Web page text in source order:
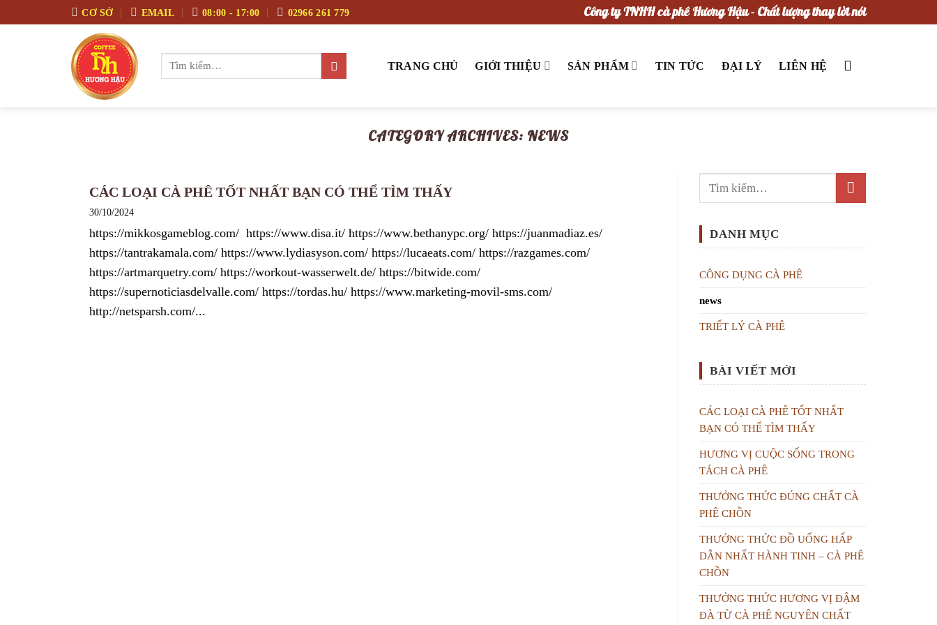
to
CƠ SỞ EMAIL 08:00 - 17:00 02966 261 779 Công ty TNHH cà phê Hương Hậu - Chất lượng thay lời nói
Tìm
TRANG CHỦ GIỚI THIỆU SẢN PHẨM TIN TỨC ĐẠI LÝ LIÊN HỆ
CATEGORY ARCHIVES: NEWS
CÁC LOẠI CÀ PHÊ TỐT NHẤT BẠN CÓ THỂ TÌM THẤY
30/10/2024
https://mikkosgameblog.com/ https://www.disa.it/ https://www.bethanypc.org/ https://juanmadiaz.es/
https://tantrakamala.com/ https://www.lydiasyson.com/ https://lucaeats.com/ https://razgames.com/
https://artmarquetry.com/ https://workout-wasserwelt.de/ https://bitwide.com/
https://supernoticiasdelvalle.com/ https://tordas.hu/ https://www.marketing-movil-sms.com/
http://netsparsh.com/...
DANH MỤC
CÔNG DỤNG CÀ PHÊ
news
TRIẾT LÝ CÀ PHÊ
BÀI VIẾT MỚI
CÁC LOẠI CÀ PHÊ TỐT NHẤT
BẠN CÓ THỂ TÌM THẤY
HƯƠNG VỊ CUỘC SỐNG TRONG
TÁCH CÀ PHÊ
THƯỞNG THỨC ĐÚNG CHẤT CÀ
PHÊ CHỒN
THƯỞNG THỨC ĐỒ UỐNG HẤP
DẪN NHẤT HÀNH TINH – CÀ PHÊ
CHỒN
THƯỞNG THỨC HƯƠNG VỊ ĐẬM
ĐÀ TỪ CÀ PHÊ NGUYÊN CHẤT